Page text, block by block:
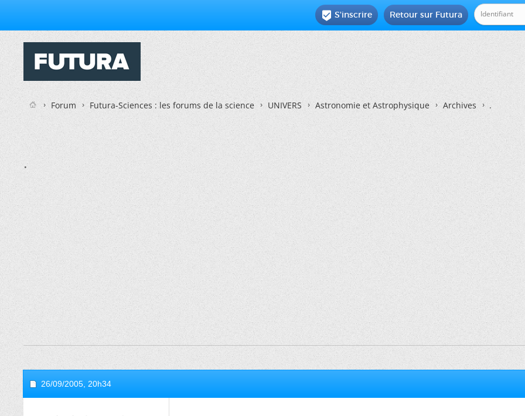
Retour sur Futura
 S'inscrire
Forum Futura-Sciences : les forums de la science UNIVERS Astronomie et Astrophysique Archives .
.
26/09/2005, 20h34